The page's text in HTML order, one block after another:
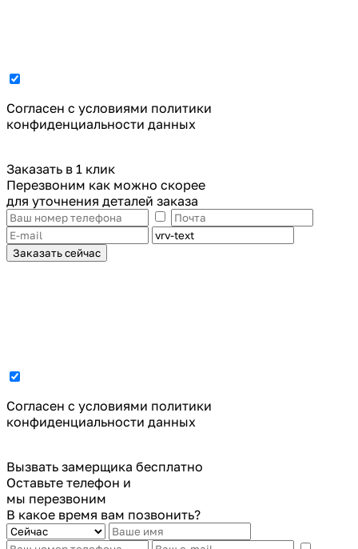
Cогласен с условиями политики
конфиденциальности данных
Заказать в 1 клик
Перезвоним как можно скорее
для уточнения деталей заказа
Заказать сейчас
Cогласен с условиями политики
конфиденциальности данных
Вызвать замерщика бесплатно
Оставьте телефон и
мы перезвоним
В какое время вам позвонить?